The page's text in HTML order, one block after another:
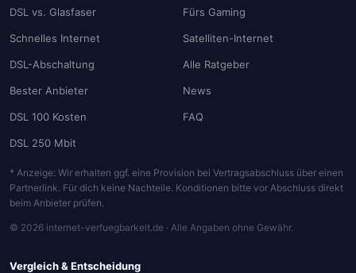
DSL vs. Glasfaser
Schnelles Internet
DSL-Abschaltung
Bester Anbieter
DSL 100 Kosten
DSL 250 Mbit
Fürs Gaming
Satelliten-Internet
Alle Ratgeber
News
FAQ
* Anzeige: Wir erhalten ggf. eine Provision bei Vertragsabschluss über einen
Partnerlink. Für dich keine Nachteile. Konditionen bitte vor Abschluss direkt
beim Anbieter prüfen.
© 2026 internet-verfuegbarkeit.de · Alle Angaben ohne Gewähr.
Vergleich & Entscheidung